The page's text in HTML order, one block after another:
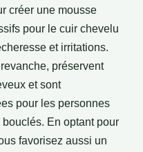
créer une mousse
pour le cuir chevelu
et irritations.
préservent
et sont
pour les personnes
En optant pour
favorisez aussi un